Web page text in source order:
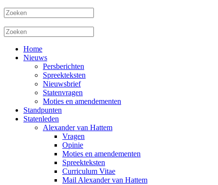
Home
Nieuws
Persberichten
Spreekteksten
Nieuwsbrief
Statenvragen
Moties en amendementen
Standpunten
Statenleden
Alexander van Hattem
Vragen
Opinie
Moties en amendementen
Spreekteksten
Curriculum Vitae
Mail Alexander van Hattem